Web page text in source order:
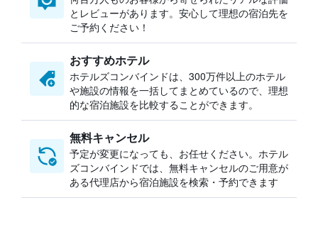
とレビューがあります。安心して理想の宿泊先を
ご予約ください！
おすすめホテル
ホテルズコンバインドは、300万件以上のホテル
や施設の情報を一括してまとめているので、理想
的な宿泊施設を比較することができます。
無料キャンセル
予定が変更になっても、お任せください。ホテル
ズコンバインドでは、無料キャンセルのご用意が
ある代理店から宿泊施設を検索・予約できます